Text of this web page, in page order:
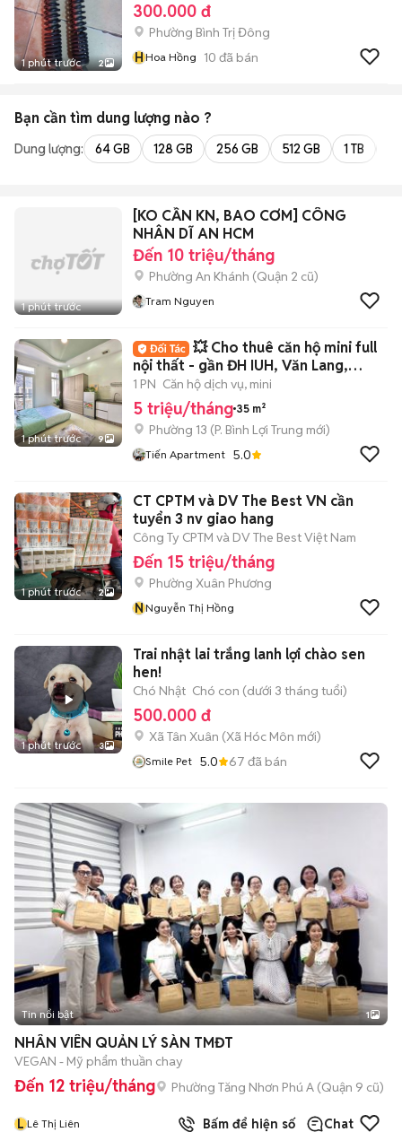
1 phút trước 2
300.000 đ
Phường Bình Trị Đông
HHoa Hồng 10 đã bán
Bạn cần tìm dung lượng nào ?
Dung lượng: 64 GB 128 GB 256 GB 512 GB 1 TB
1 phút trước
[KO CẦN KN, BAO CƠM] CÔNG
NHÂN DĨ AN HCM
Đến 10 triệu/tháng
Phường An Khánh (Quận 2 cũ)
Tram Nguyen
1 phút trước 9
💥 Cho thuê căn hộ mini full
nội thất - gần ĐH IUH, Văn Lang,
Hutech
1 PN Căn hộ dịch vụ, mini
5 triệu/tháng 35 m²
Phường 13 (P. Bình Lợi Trung mới)
Tiến Apartment 5.0
1 phút trước 2
CT CPTM và DV The Best VN cần
tuyển 3 nv giao hang
Công Ty CPTM và DV The Best Việt Nam
Đến 15 triệu/tháng
Phường Xuân Phương
NNguyễn Thị Hồng
1 phút trước 3
Trai nhật lai trắng lanh lợi chào sen
hen!
Chó Nhật Chó con (dưới 3 tháng tuổi)
500.000 đ
Xã Tân Xuân (Xã Hóc Môn mới)
Smile Pet 5.0 67 đã bán
Tin nổi bật 1
NHÂN VIÊN QUẢN LÝ SÀN TMĐT
VEGAN - Mỹ phẩm thuần chay
Đến 12 triệu/tháng Phường Tăng Nhơn Phú A (Quận 9 cũ)
L Lê Thị Liên Bấm để hiện số Chat